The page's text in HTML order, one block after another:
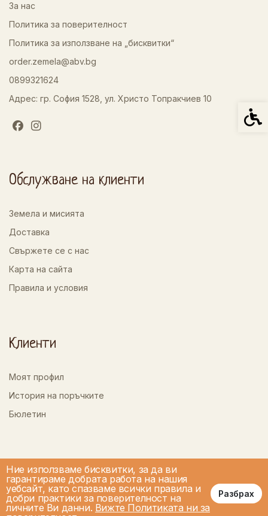
Ние използваме бисквитки, за да ви
гарантираме добрата работа на нашия
уебсайт, като спазваме всички правила и
добри практики за поверителност на
личните Ви данни. Вижте Политиката ни за
Разбрах
За нас
Политика за поверителност
Политика за използване на „бисквитки“
order.zemela@abv.bg
0899321624
Адрес: гр. София 1528, ул. Христо Топракчиев 10
Обслужване на клиенти
Земела и мисията
Доставка
Свържете се с нас
Карта на сайта
Правила и условия
Клиенти
Моят профил
История на поръчките
Бюлетин